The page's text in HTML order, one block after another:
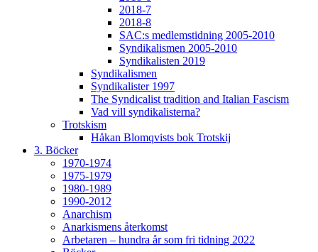
2018-7
2018-8
SAC:s medlemstidning 2005-2010
Syndikalismen 2005-2010
Syndikalisten 2019
Syndikalismen
Syndikalister 1997
The Syndicalist tradition and Italian Fascism
Vad vill syndikalisterna?
Trotskism
Håkan Blomqvists bok Trotskij
3. Böcker
1970-1974
1975-1979
1980-1989
1990-2012
Anarchism
Anarkismens återkomst
Arbetaren – hundra år som fri tidning 2022